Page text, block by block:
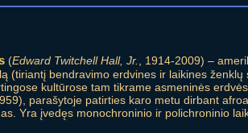
(Edward Twitchell Hall, Jr.
, 1914-2009) –
(tiriantį bendravimo erdvines ir laikines
kultūrose tam tikrame asmeninės
parašytoje patirties karo metu dirbant
Yra įvedęs monochroninio ir polichroninio